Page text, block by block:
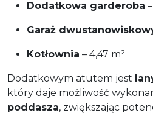
Dodatkowa garderoba
Garaż
Kotłownia – 4,47 m²
Dodatkowym atutem jest
który daje możliwość
poddasza, zwiększając